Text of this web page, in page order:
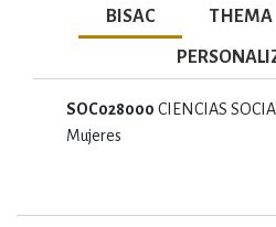
BISAC THEMA
SOC028000 CIENCIAS
Mujeres